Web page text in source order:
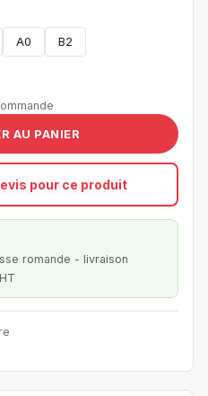
A0 B2
AU PANIER
pour ce produit
romande - livraison